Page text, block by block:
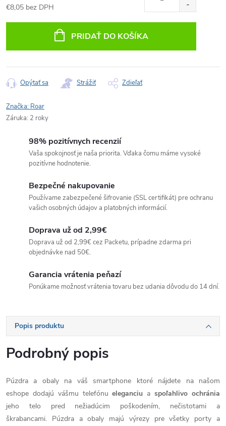
€8,05 bez DPH
PRIDAŤ DO KOŠÍKA
Opýtať sa Strážiť Zdieľať
Značka: Roar
Záruka: 2 roky
98% pozitívnych recenzií
Vaša spokojnosť je naša priorita. Vďaka čomu máme vysoké
pozitívne hodnotenie.
Bezpečné nakupovanie
Používame zabezpečené šifrovanie (SSL certifikát) pre ochranu
vašich osobných údajov a platobných informácií.
Doprava už od 2,99€
Doprava už od 2,99€ cez Packetu, prípadne zdarma pri
objednávke nad 50€.
Garancia vrátenia peňazí
Ponúkame možnosť vrátenia tovaru bez udania dôvodu do 14 dní.
Popis produktu
Podrobný popis
Púzdra a obaly na váš smartphone ktoré nájdete na našom
eshope dodajú vášmu telefónueleganciu aspoľahlivo ochránia
jeho telo pred nežiadúcim poškodením, nečistotami a
škrabancami. Púzdra a obaly majú výrezy pre všetky porty a